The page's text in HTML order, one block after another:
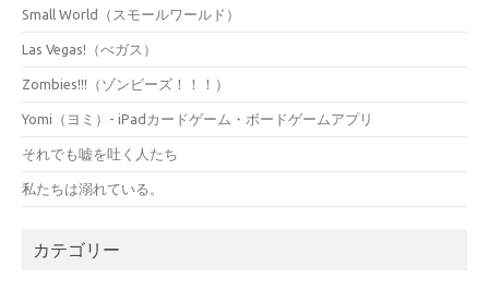
Small World（スモールワールド）
Las Vegas!（べガス）
Zombies!!!（ゾンビーズ！！！）
Yomi（ヨミ）- iPadカードゲーム・ボードゲームアプリ
それでも嘘を吐く人たち
私たちは溺れている。
カテゴリー